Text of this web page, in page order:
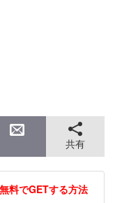
共有
料でGETする方法